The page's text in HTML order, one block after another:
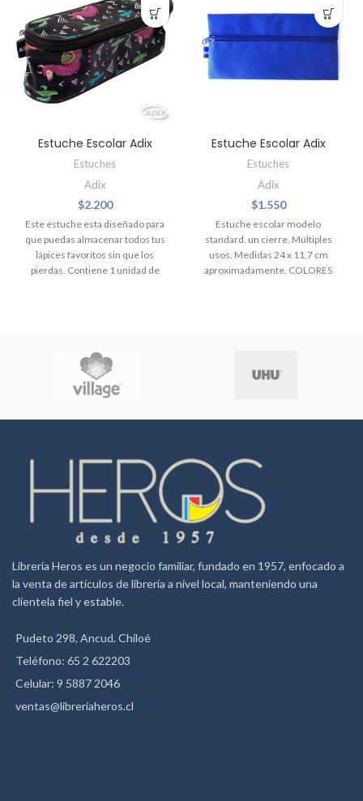
Estuche Escolar Adix
Estuches
Adix
$2.200
Este estuche esta diseñado para
que puedas almacenar todos tus
lápices favoritos sin que los
pierdas. Contiene 1 unidad de
Estuche Escolar Adix
Estuches
Adix
$1.550
Estuche escolar modelo
standard, un cierre, Múltiples
usos. Medidas 24 x 11,7 cm
aproximadamente. COLORES
Librería Heros es un negocio familiar, fundado en 1957, enfocado a
la venta de artículos de librería a nivel local, manteniendo una
clientela fiel y estable.
Pudeto 298, Ancud. Chiloé
Teléfono: 65 2 622203
Celular: 9 5887 2046
ventas@libreriaheros.cl